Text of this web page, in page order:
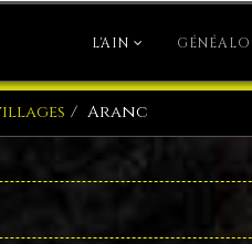
L'AIN
Aranc